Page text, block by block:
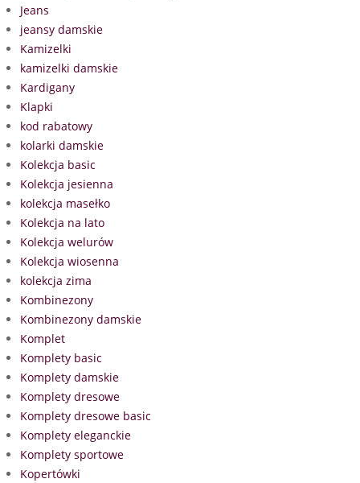
Jeans
jeansy damskie
Kamizelki
kamizelki damskie
Kardigany
Klapki
kod rabatowy
kolarki damskie
Kolekcja basic
Kolekcja jesienna
kolekcja masełko
Kolekcja na lato
Kolekcja welurów
Kolekcja wiosenna
kolekcja zima
Kombinezony
Kombinezony damskie
Komplet
Komplety basic
Komplety damskie
Komplety dresowe
Komplety dresowe basic
Komplety eleganckie
Komplety sportowe
Kopertówki